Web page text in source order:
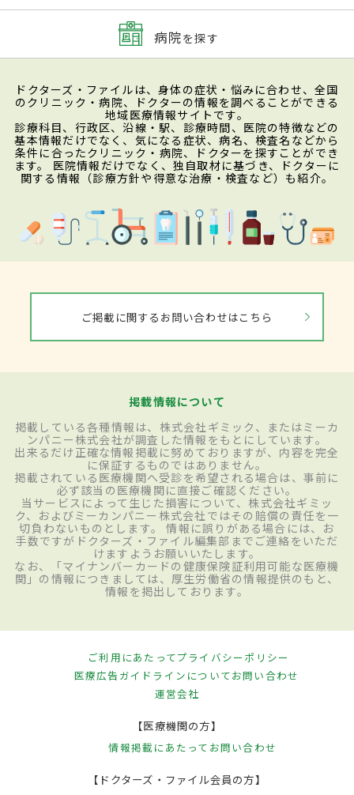
病院を探す
ドクターズ・ファイルは、身体の症状・悩みに合わせ、全国
のクリニック・病院、ドクターの情報を調べることができる
地域医療情報サイトです。
診療科目、行政区、沿線・駅、診療時間、医院の特徴などの
基本情報だけでなく、気になる症状、病名、検査名などから
条件に合ったクリニック・病院、ドクターを探すことができ
ます。 医院情報だけでなく、独自取材に基づき、ドクターに
関する情報（診療方針や得意な治療・検査など）も紹介。
ご掲載に関するお問い合わせはこちら
掲載情報について
掲載している各種情報は、株式会社ギミック、またはミーカ
ンパニー株式会社が調査した情報をもとにしています。
出来るだけ正確な情報掲載に努めておりますが、内容を完全
に保証するものではありません。
掲載されている医療機関へ受診を希望される場合は、事前に
必ず該当の医療機関に直接ご確認ください。
当サービスによって生じた損害について、株式会社ギミッ
ク、およびミーカンパニー株式会社ではその賠償の責任を一
切負わないものとします。 情報に誤りがある場合には、お
手数ですがドクターズ・ファイル編集部までご連絡をいただ
けますようお願いいたします。
なお、「マイナンバーカードの健康保険証利用可能な医療機
関」の情報につきましては、厚生労働省の情報提供のもと、
情報を掲出しております。
ご利用にあたってプライバシーポリシー
医療広告ガイドラインについてお問い合わせ
運営会社
【医療機関の方】
情報掲載にあたって お問い合わせ
【ドクターズ・ファイル会員の方】